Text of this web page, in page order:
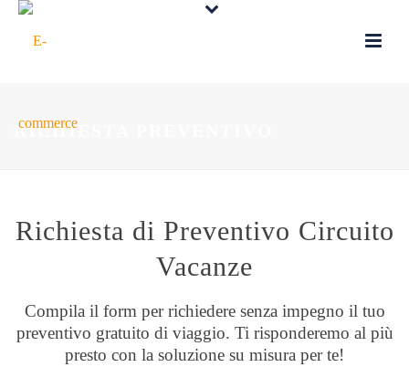
RICHIESTA PREVENTIVO
Richiesta di Preventivo Circuito
Vacanze
Compila il form per richiedere senza impegno il tuo
preventivo gratuito di viaggio. Ti risponderemo al più
presto con la soluzione su misura per te!